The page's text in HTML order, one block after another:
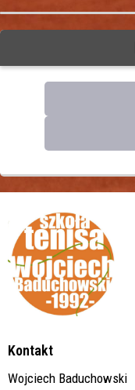
Kontakt
Wojciech Baduchowski